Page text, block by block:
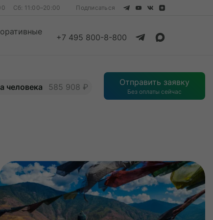
Сб: 11:00–20:00 Подписаться
Смотреть все
+7 495 800-8-800
Смотреть все
человека 585 908 ₽ Отправить заявку
Без оплаты сейчас